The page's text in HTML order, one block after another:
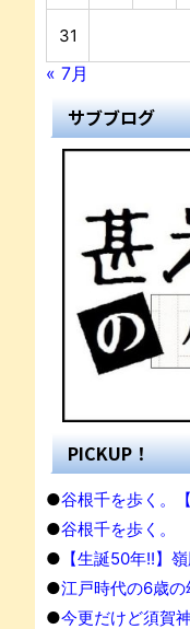
31
« 7月
サブブログ
PICKUP！
●谷根千を歩く。
●谷根千を歩く。
● 【生誕50年!!】
●江戸時代の6歳
●今更だけど須賀